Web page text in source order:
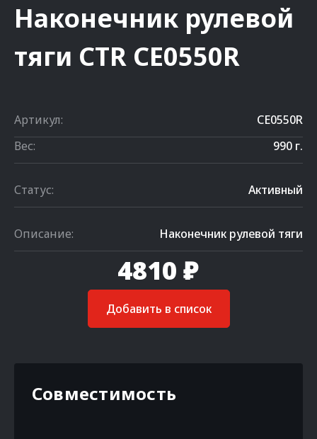
Наконечник рулевой
тяги CTR CE0550R
Артикул:
CE0550R
Вес:
990 г.
Статус: Активный
Описание: Наконечник рулевой тяги
4810 ₽
Добавить в список
Совместимость